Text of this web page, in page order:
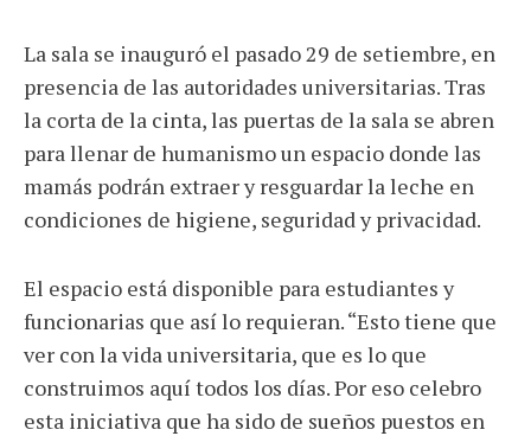
La sala se inauguró el pasado 29 de setiembre, en
presencia de las autoridades universitarias. Tras
la corta de la cinta, las puertas de la sala se abren
para llenar de humanismo un espacio donde las
mamás podrán extraer y resguardar la leche en
condiciones de higiene, seguridad y privacidad.
El espacio está disponible para estudiantes y
funcionarias que así lo requieran. “Esto tiene que
ver con la vida universitaria, que es lo que
construimos aquí todos los días. Por eso celebro
esta iniciativa que ha sido de sueños puestos en